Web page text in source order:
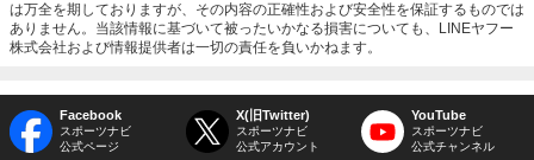
は万全を期しておりますが、その内容の正確性および安全性を保証するものでは
ありません。当該情報に基づいて被ったいかなる損害についても、LINEヤフー
株式会社および情報提供者は一切の責任を負いかねます。
Facebook
スポーツナビ
公式ページ
X(旧Twitter)
スポーツナビ
公式アカウント
YouTube
スポーツナビ
公式チャンネル